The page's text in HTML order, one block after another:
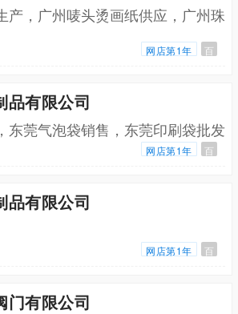
产，广州唛头烫画纸供应，广州珠
网店第1年 百
品有限公司
东莞气泡袋销售，东莞印刷袋批发
网店第1年 百
品有限公司
网店第1年 百
门有限公司